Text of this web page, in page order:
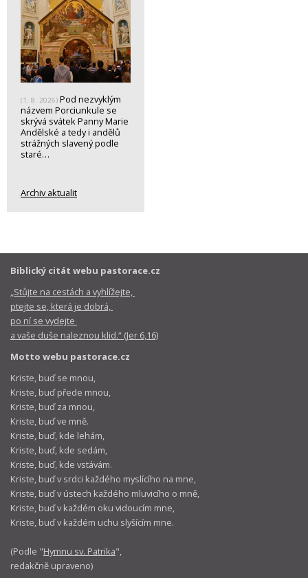
(1. 8. 2026) Pod nezvyklým
názvem Porciunkule se
skrývá svátek Panny Marie
Andělské a tedy i andělů
strážných slavený podle
staré…
Archiv aktualit
Biblický citát webu pastorace.cz
„Stůjte na cestách a vyhlížejte,
ptejte se, která je dobrá,
po ní se vydejte
a vaše duše naleznou klid.“ (Jer 6,16)
Motto webu pastorace.cz
Kriste, buď se mnou,
Kriste, buď přede mnou,
Kriste, buď za mnou,
Kriste, buď ve mně.
Kriste, buď, kde lehám,
Kriste, buď, kde sedám,
Kriste, buď, kde vstávám.
Kriste, buď v srdci každého myslícího na mne,
Kriste, buď v ústech každého mluvicího o mně,
Kriste, buď v každém oku vidoucím mne,
Kriste, buď v každém uchu slyšícím mne.
(Podle "Hymnu sv. Patrika",
redakčně upraveno)